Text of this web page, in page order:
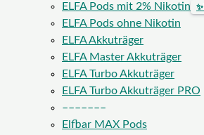
ELFA Pods mit 2% Nikotin ✨
ELFA Pods ohne Nikotin
ELFA Akkuträger
ELFA Master Akkuträger
ELFA Turbo Akkuträger
ELFA Turbo Akkuträger PRO
–––––––
Elfbar MAX Pods